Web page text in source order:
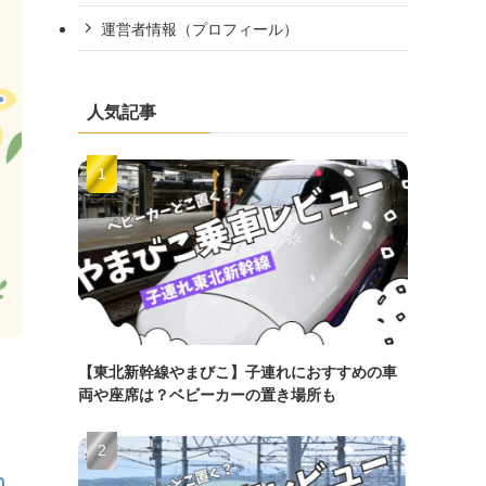
運営者情報（プロフィール）
人気記事
【東北新幹線やまびこ】子連れにおすすめの車
両や座席は？ベビーカーの置き場所も